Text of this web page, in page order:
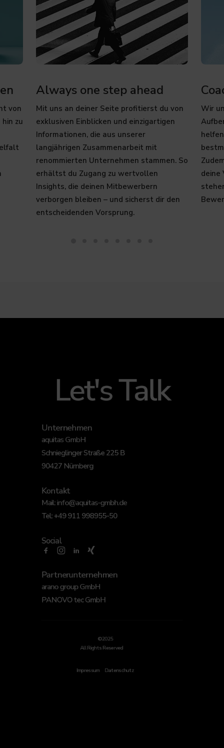
von
zu
Always one step ahead
Mit uns an deiner Seite profitierst du von
exklusiven Einblicken und einzigartigen
Informationen, die aus unserer
langjährigen Zusammenarbeit mit
renommierten Unternehmen stammen. So
erhältst du Zugang zu wertvollen
Insights, die deinen Mitbewerbern
verborgen bleiben – und sicherst dir den
entscheidenden Vorsprung.​
Wir
deine
Let's Talk
Unternehmen
aquitas GmbH
Schnieglinger Straße 225 B
90427 Nürnberg
Kontakt
Mail:info@aquitas-gmbh.de
Tel:+49 911 998955-50
Social
Partnerunternehmen
arano group GmbH
PANOVO tec GmbH
©2025
All Rights Reserved
Impressum Datenschutz